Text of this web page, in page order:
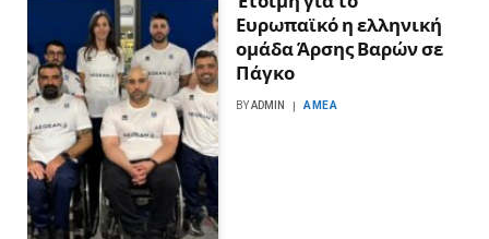
Ευρωπαϊκό η ελληνική
ομάδα Άρσης Βαρών σε
Πάγκο
BYADMIN ΑΜΕΑ